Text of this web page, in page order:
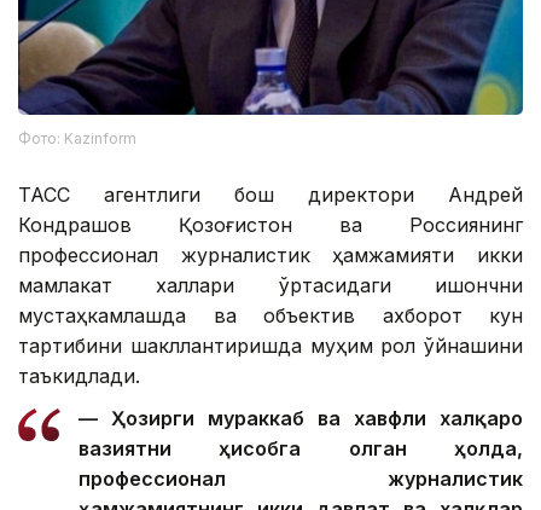
Фото: Kazinform
ТАСС агентлиги бош директори Андрей
Кондрашов Қозоғистон ва Россиянинг
профессионал журналистик ҳамжамияти икки
мамлакат халқлари ўртасидаги ишончни
мустаҳкамлашда ва объектив ахборот кун
тартибини шакллантиришда муҳим рол ўйнашини
таъкидлади.
— Ҳозирги мураккаб ва хавфли халқаро
вазиятни ҳисобга олган ҳолда,
профессионал журналистик